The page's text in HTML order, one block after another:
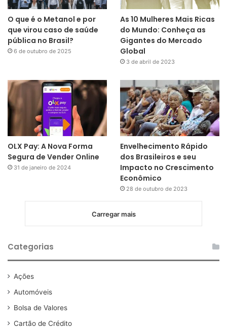
O que é o Metanol e por
que virou caso de saúde
pública no Brasil?
6 de outubro de 2025
As 10 Mulheres Mais Ricas
do Mundo: Conheça as
Gigantes do Mercado
Global
3 de abril de 2023
OLX Pay: A Nova Forma
Segura de Vender Online
31 de janeiro de 2024
Envelhecimento Rápido
dos Brasileiros e seu
Impacto no Crescimento
Econômico
28 de outubro de 2023
Carregar mais
Categorias
Ações
Automóveis
Bolsa de Valores
Cartão de Crédito